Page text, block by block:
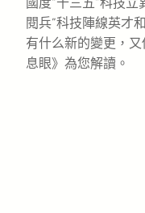
閱兵”科技陣線英才
有什么新的變更，
息眼》為您解讀。